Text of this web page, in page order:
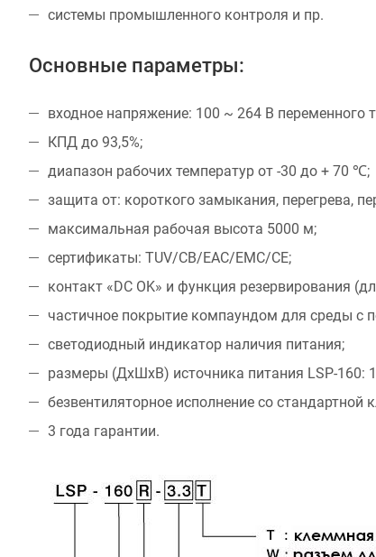
системы промышленного контроля и пр.
Основные параметры:
входное напряжение: 100 ~ 264 В переменного
КПД до 93,5%;
диапазон рабочих температур от -30 до + 70 ℃;
защита от: короткого замыкания, перегрева,
максимальная рабочая высота 5000 м;
сертификаты: TUV/CB/EAC/EMC/CE;
контакт «DC OK» и функция резервирования
частичное покрытие компаундом для среды с
светодиодный индикатор наличия питания;
размеры (ДхШхВ) источника питания LSP-160:
безвентиляторное исполнение со
3 года гарантии.